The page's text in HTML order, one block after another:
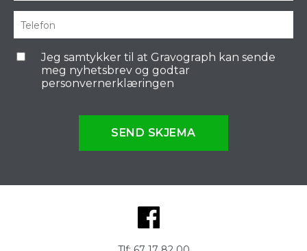
Jeg samtykker til at Gravograph kan sende
meg nyhetsbrev og godtar
personvernerklæringen
SEND SKJEMA